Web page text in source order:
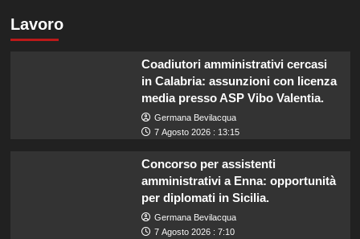
Lavoro
Coadiutori amministrativi cercasi
in Calabria: assunzioni con licenza
media presso ASP Vibo Valentia.
Germana Bevilacqua
7 Agosto 2026 : 13:15
Concorso per assistenti
amministrativi a Enna: opportunità
per diplomati in Sicilia.
Germana Bevilacqua
7 Agosto 2026 : 7:10